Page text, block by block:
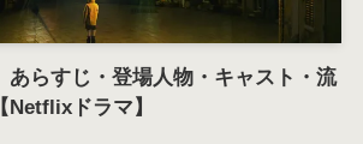
あらすじ・登場人物・キャスト・流
ドラマ】